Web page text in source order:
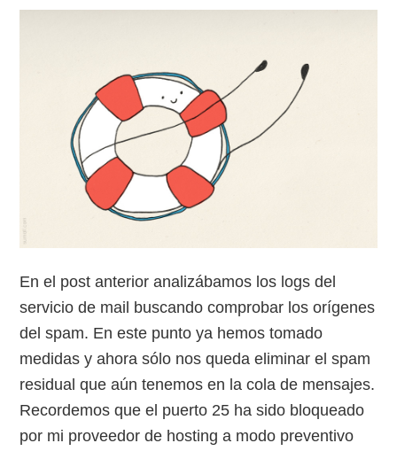
En el post anterior analizábamos los logs del
servicio de mail buscando comprobar los orígenes
del spam. En este punto ya hemos tomado
medidas y ahora sólo nos queda eliminar el spam
residual que aún tenemos en la cola de mensajes.
Recordemos que el puerto 25 ha sido bloqueado
por mi proveedor de hosting a modo preventivo